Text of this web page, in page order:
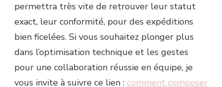
permettra très vite de retrouver leur statut
exact, leur conformité, pour des expéditions
bien ficelées. Si vous souhaitez plonger plus
dans l’optimisation technique et les gestes
pour une collaboration réussie en équipe, je
vous invite à suivre ce lien : comment composer